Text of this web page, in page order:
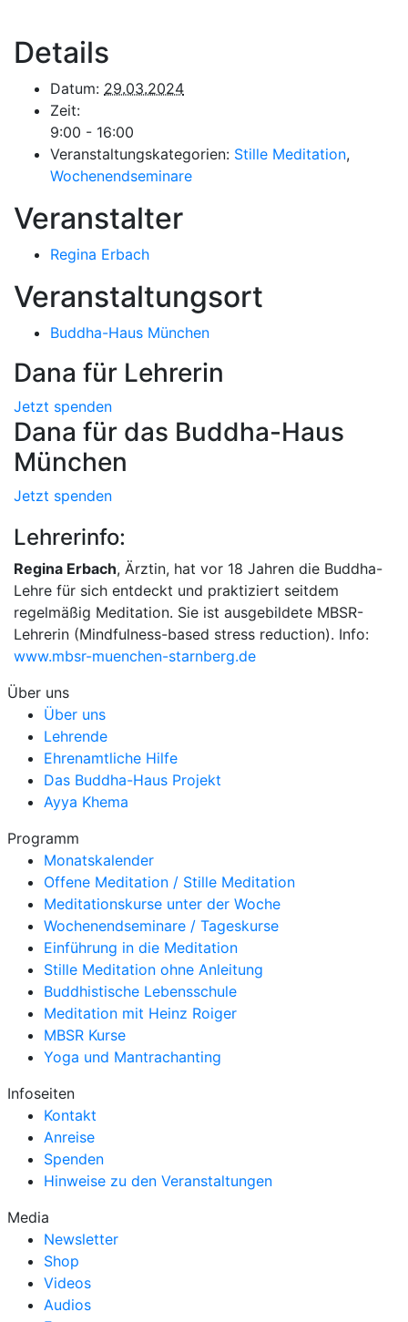
Details
Datum: 29.03.2024
Zeit:
9:00 - 16:00
Veranstaltungskategorien: Stille Meditation,
Wochenendseminare
Veranstalter
Regina Erbach
Veranstaltungsort
Buddha-Haus München
Dana für Lehrerin
Jetzt spenden
Dana für das Buddha-Haus
München
Jetzt spenden
Lehrerinfo:
Regina Erbach, Ärztin, hat vor 18 Jahren die Buddha-
Lehre für sich entdeckt und praktiziert seitdem
regelmäßig Meditation. Sie ist ausgebildete MBSR-
Lehrerin (Mindfulness-based stress reduction). Info:
www.mbsr-muenchen-starnberg.de
Über uns
Über uns
Lehrende
Ehrenamtliche Hilfe
Das Buddha-Haus Projekt
Ayya Khema
Programm
Monatskalender
Offene Meditation / Stille Meditation
Meditationskurse unter der Woche
Wochenendseminare / Tageskurse
Einführung in die Meditation
Stille Meditation ohne Anleitung
Buddhistische Lebensschule
Meditation mit Heinz Roiger
MBSR Kurse
Yoga und Mantrachanting
Infoseiten
Kontakt
Anreise
Spenden
Hinweise zu den Veranstaltungen
Media
Newsletter
Shop
Videos
Audios